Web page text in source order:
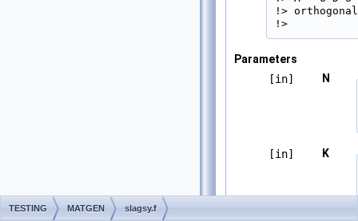
!>
!>
Parameters
[in]
N
[in] K
TESTING MATGEN slagsy.f